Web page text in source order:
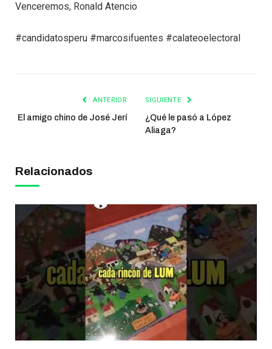
Venceremos, Ronald Atencio
#candidatosperu #marcosifuentes #calateoelectoral
ANTERIOR
El amigo chino de José Jerí
SIGUIENTE
¿Qué le pasó a López
Aliaga?
Relacionados